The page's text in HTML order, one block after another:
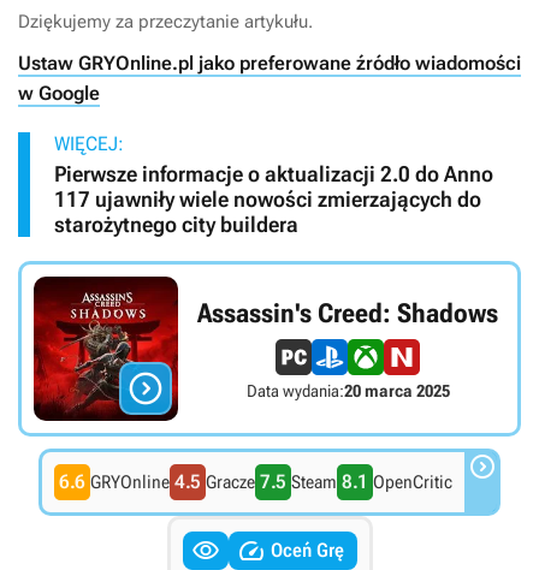
Dziękujemy za przeczytanie artykułu.
Ustaw GRYOnline.pl jako preferowane źródło wiadomości
w Google
WIĘCEJ:
Pierwsze informacje o aktualizacji 2.0 do Anno
117 ujawniły wiele nowości zmierzających do
starożytnego city buildera

Assassin's Creed: Shadows
Data wydania:20 marca 2025
6.6 GRYOnline 4.5 Gracze 7.5 Steam 8.1 OpenCritic 
  Oceń Grę